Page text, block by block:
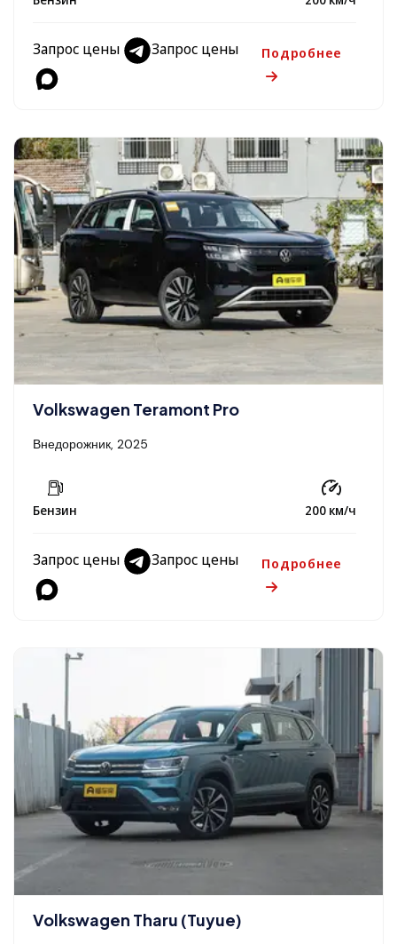
Запрос цены Запрос цены Подробнее
Volkswagen Teramont Pro
Внедорожник, 2025
Бензин 200 км/ч
Запрос цены Запрос цены Подробнее
Volkswagen Tharu (Tuyue)